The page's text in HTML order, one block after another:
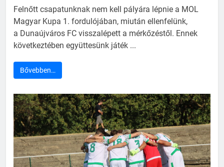
Felnőtt csapatunknak nem kell pályára lépnie a MOL
Magyar Kupa 1. fordulójában, miután ellenfelünk,
a Dunaújváros FC visszalépett a mérkőzéstől. Ennek
következtében együttesünk játék ...
Bővebben…